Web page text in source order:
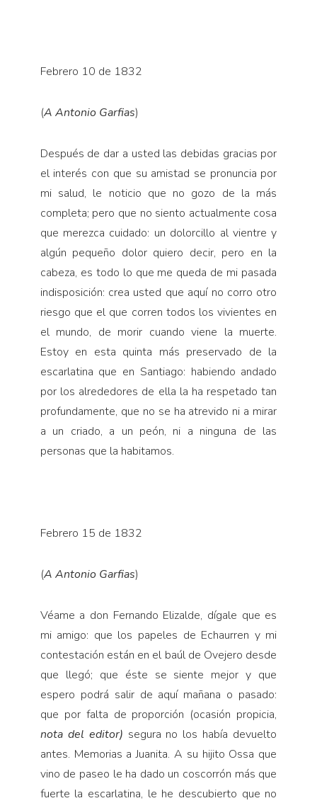
Febrero 10 de 1832
(A Antonio Garfias)
Después de dar a usted las debidas gracias por
el in­terés con que su amistad se pronuncia por
mi salud, le noticio que no gozo de la más
completa; pero que no siento actualmente cosa
que merezca cuidado: un dolorcillo al vientre y
algún pequeño dolor quiero decir, pero en la
cabeza, es todo lo que me queda de mi pasada
indisposición: crea usted que aquí no corro otro
riesgo que el que corren todos los vivientes en
el mundo, de morir cuando viene la muerte.
Estoy en esta quinta más preservado de la
escarlatina que en Santiago: habiendo andado
por los alrededores de ella la ha respetado tan
profundamente, que no se ha atrevido ni a mirar
a un criado, a un peón, ni a ninguna de las
personas que la habitamos.
Febrero 15 de 1832
(A Antonio Garfias)
Véame a don Fernando Elizalde, dígale que es
mi amigo: que los papeles de Echaurren y mi
contesta­ción están en el baúl de Ovejero desde
que llegó; que éste se siente mejor y que
espero podrá salir de aquí mañana o pasado:
que por falta de proporción (ocasión propicia,
nota del editor) segura no los había devuelto
antes. Memorias a Juanita. A su hijito Ossa que
vino de paseo le ha dado un coscorrón más que
fuerte la escarlatina, le he descubierto que no